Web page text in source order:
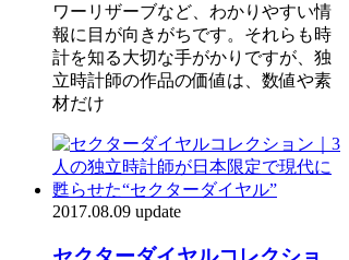
ワーリザーブなど、わかりやすい情
報に目が向きがちです。それらも時
計を知る大切な手がかりですが、独
立時計師の作品の価値は、数値や素
材だけ
2017.08.09 update